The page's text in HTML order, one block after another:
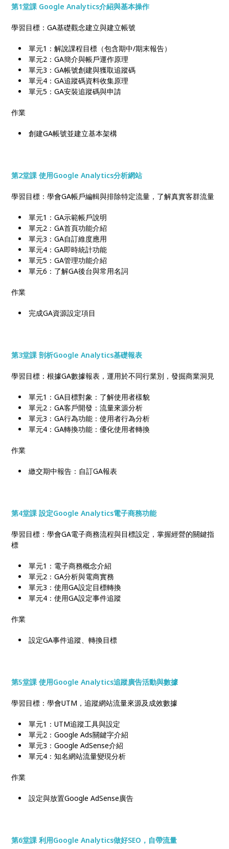
第1堂課 Google Analytics介紹與基本操作
學習目標：GA基礎觀念建立與建立帳號
單元1：解說課程目標（包含期中/期末報告）
單元2：GA簡介與帳戶運作原理
單元3：GA帳號創建與獲取追蹤碼
單元4：GA追蹤碼資料收集原理
單元5：GA安裝追蹤碼與申請
作業
創建GA帳號並建立基本架構
第2堂課 使用Google Analytics分析網站
學習目標：學會GA帳戶編輯與排除特定流量，了解真實客群流量
單元1：GA示範帳戶說明
單元2：GA首頁功能介紹
單元3：GA自訂維度應用
單元4：GA即時統計功能
單元5：GA管理功能介紹
單元6：了解GA後台與常用名詞
作業
完成GA資源設定項目
第3堂課 剖析Google Analytics基礎報表
學習目標：根據GA數據報表，運用於不同行業別，發掘商業洞見
單元1：GA目標對象：了解使用者樣貌
單元2：GA客戶開發：流量來源分析
單元3：GA行為功能：使用者行為分析
單元4：GA轉換功能：優化使用者轉換
作業
繳交期中報告：自訂GA報表
第4堂課 設定Google Analytics電子商務功能
學習目標：學會GA電子商務流程與目標設定，掌握經營的關鍵指
標
單元1：電子商務概念介紹
單元2：GA分析與電商實務
單元3：使用GA設定目標轉換
單元4：使用GA設定事件追蹤
作業
設定GA事件追蹤、轉換目標
第5堂課 使用Google Analytics追蹤廣告活動與數據
學習目標：學會UTM，追蹤網站流量來源及成效數據
單元1：UTM追蹤工具與設定
單元2：Google Ads關鍵字介紹
單元3：Google AdSense介紹
單元4：知名網站流量變現分析
作業
設定與放置Google AdSense廣告
第6堂課 利用Google Analytics做好SEO，自帶流量